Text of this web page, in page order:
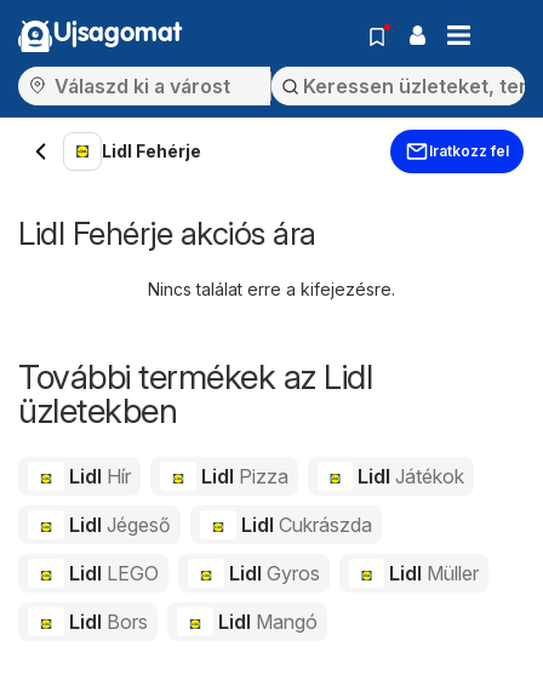
Ujsagomat
Lidl Fehérje Iratkozz fel
Lidl Fehérje akciós ára
Nincs találat erre a kifejezésre.
További termékek az Lidl
üzletekben
Lidl Hír Lidl Pizza LidlJátékok
Lidl Jégeső Lidl Cukrászda
Lidl LEGO Lidl Gyros Lidl Müller
Lidl Bors Lidl Mangó